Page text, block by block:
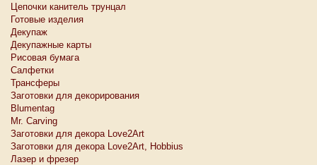
Цепочки канитель трунцал
Готовые изделия
Декупаж
Декупажные карты
Рисовая бумага
Салфетки
Трансферы
Заготовки для декорирования
Blumentag
Mr. Carving
Заготовки для декора Love2Art
Заготовки для декора Love2Art, Hobbius
Лазер и фрезер